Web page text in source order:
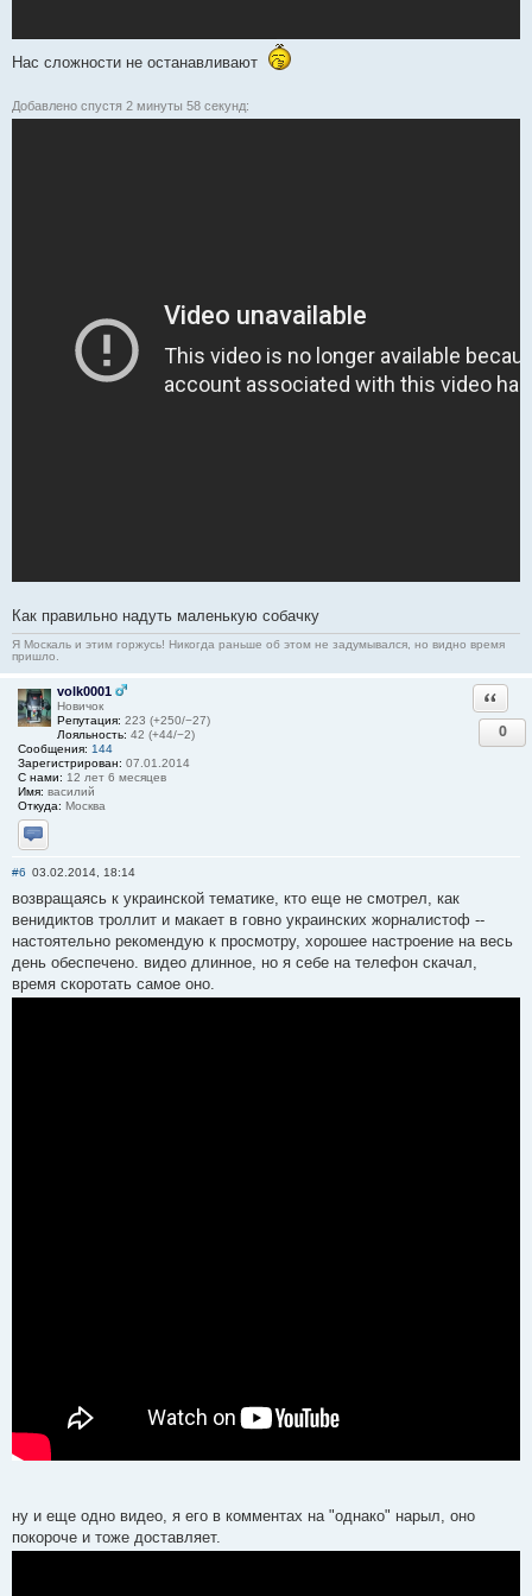
Нас сложности не останавливают
Добавлено спустя 2 минуты 58 секунд:
Как правильно надуть маленькую собачку
Я Москаль и этим горжусь! Никогда раньше об этом не задумывался, но видно время
пришло.
volk0001
Новичок
Репутация: 223 (+250/−27)
Лояльность: 42 (+44/−2)
Сообщения: 144
Зарегистрирован: 07.01.2014
С нами: 12 лет 6 месяцев
Имя: василий
Откуда: Москва
Отправить личное сообщение
0
#6 03.02.2014, 18:14
возвращаясь к украинской тематике, кто еще не смотрел, как
венидиктов троллит и макает в говно украинских жорналистоф --
настоятельно рекомендую к просмотру, хорошее настроение на весь
день обеспечено. видео длинное, но я себе на телефон скачал,
время скоротать самое оно.
ну и еще одно видео, я его в комментах на "однако" нарыл, оно
покороче и тоже доставляет.